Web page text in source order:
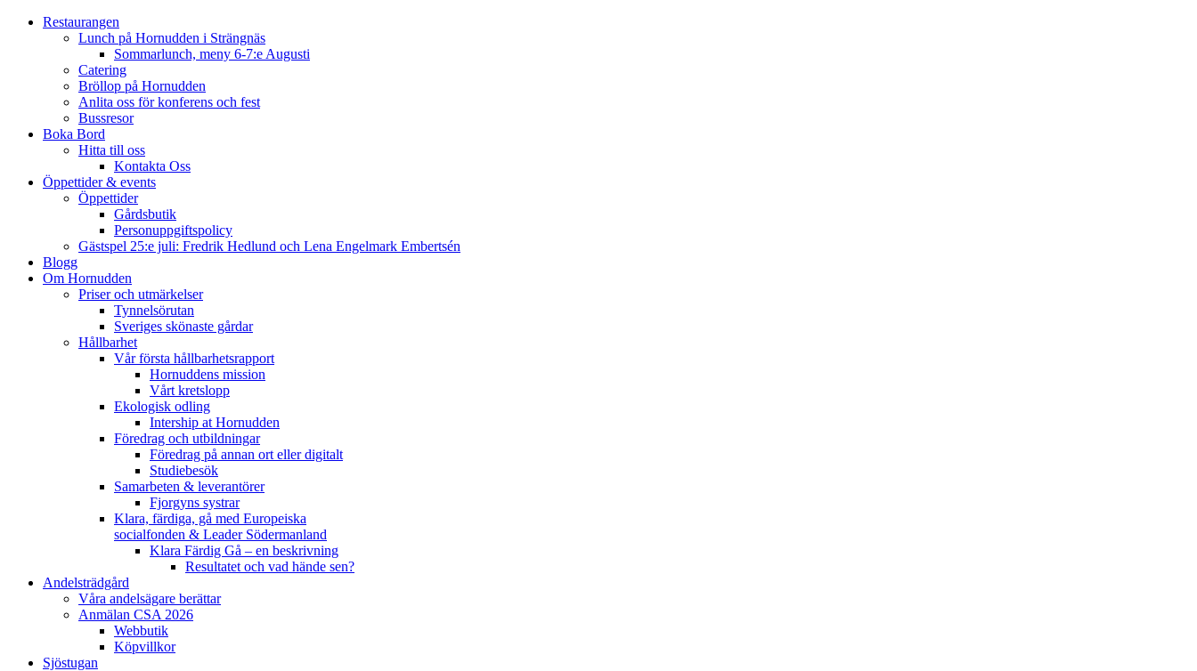
Restaurangen
Lunch på Hornudden i Strängnäs
Sommarlunch, meny 6-7:e Augusti
Catering
Bröllop på Hornudden
Anlita oss för konferens och fest
Bussresor
Boka Bord
Hitta till oss
Kontakta Oss
Öppettider & events
Öppettider
Gårdsbutik
Personuppgiftspolicy
Gästspel 25:e juli: Fredrik Hedlund och Lena Engelmark Embertsén
Blogg
Om Hornudden
Priser och utmärkelser
Tynnelsörutan
Sveriges skönaste gårdar
Hållbarhet
Vår första hållbarhetsrapport
Hornuddens mission
Vårt kretslopp
Ekologisk odling
Intership at Hornudden
Föredrag och utbildningar
Föredrag på annan ort eller digitalt
Studiebesök
Samarbeten & leverantörer
Fjorgyns systrar
Klara, färdiga, gå med Europeiska
socialfonden & Leader Södermanland
Klara Färdig Gå – en beskrivning
Resultatet och vad hände sen?
Andelsträdgård
Våra andelsägare berättar
Anmälan CSA 2026
Webbutik
Köpvillkor
Sjöstugan